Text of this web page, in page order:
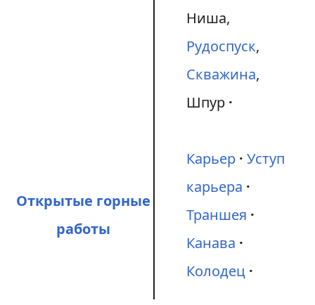
Ниша,
Рудоспуск,
Скважина,
Шпур
Открытые горные
работы
Карьер Уступ
карьера
Траншея
Канава
Колодец